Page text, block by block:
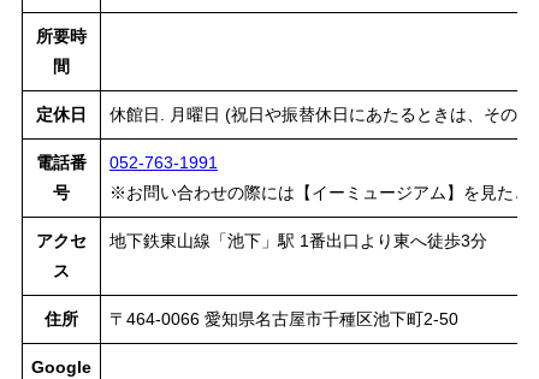
所要時
間
定休日 休館日. 月曜日 (祝日や振替休日にあたるときは、その
電話番
号
052-763-1991
※お問い合わせの際には【イーミュージアム】を見たと
アクセ
ス
地下鉄東山線「池下」駅 1番出口より東へ徒歩3分
住所 〒464-0066 愛知県名古屋市千種区池下町2-50
Google